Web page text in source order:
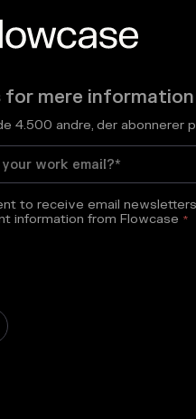
for mere information
4.500 andre, der abonnerer
to receive email
information from Flowcase *